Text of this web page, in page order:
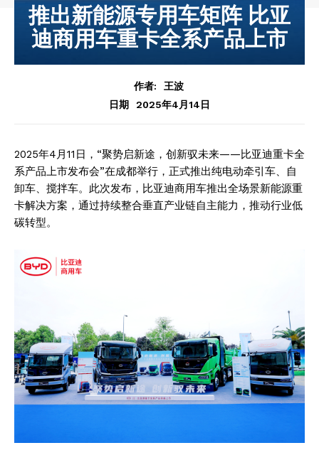
推出新能源专用车矩阵 比亚
迪商用车重卡全系产品上市
作者:
王波
日期
2025年4月14日
2025年4月11日，“聚势启新途，创新驭未来——比亚迪重卡全
系产品上市发布会”在成都举行，正式推出纯电动牵引车、自
卸车、搅拌车。此次发布，比亚迪商用车推出全场景新能源重
卡解决方案，通过持续整合垂直产业链自主能力，推动行业低
碳转型。